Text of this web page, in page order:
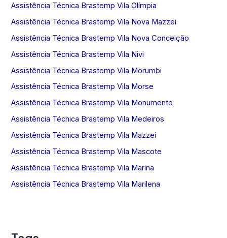
Assistência Técnica Brastemp Vila Olímpia
Assistência Técnica Brastemp Vila Nova Mazzei
Assistência Técnica Brastemp Vila Nova Conceição
Assistência Técnica Brastemp Vila Nivi
Assistência Técnica Brastemp Vila Morumbi
Assistência Técnica Brastemp Vila Morse
Assistência Técnica Brastemp Vila Monumento
Assistência Técnica Brastemp Vila Medeiros
Assistência Técnica Brastemp Vila Mazzei
Assistência Técnica Brastemp Vila Mascote
Assistência Técnica Brastemp Vila Marina
Assistência Técnica Brastemp Vila Marilena